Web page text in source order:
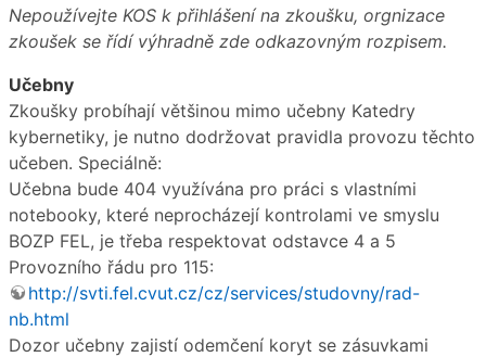
Nepoužívejte KOS k přihlášení na zkoušku, orgnizace
zkoušek se řídí výhradně zde odkazovným rozpisem.
Učebny
Zkoušky probíhají většinou mimo učebny Katedry
kybernetiky, je nutno dodržovat pravidla provozu těchto
učeben. Speciálně:
Učebna bude 404 využívána pro práci s vlastními
notebooky, které neprocházejí kontrolami ve smyslu
BOZP FEL, je třeba respektovat odstavce 4 a 5
Provozního řádu pro 115:
http://svti.fel.cvut.cz/cz/services/studovny/rad-
nb.html
Dozor učebny zajistí odemčení koryt se zásuvkami